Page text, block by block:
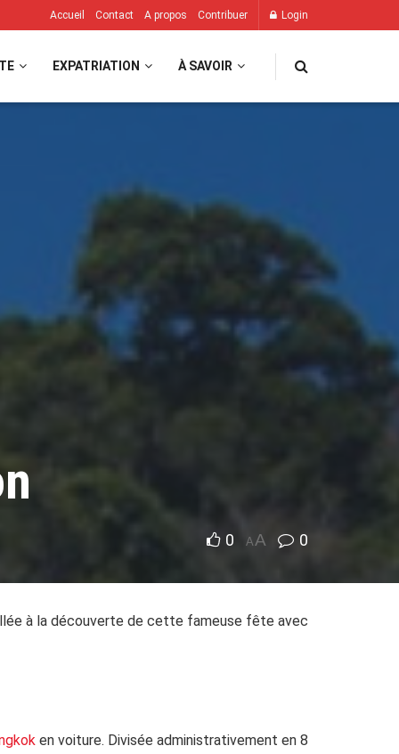
Accueil Contact A propos Contribuer Login
EXPATRIATION À SAVOIR
0 AA 0
à la découverte de cette fameuse fête avec
en voiture. Divisée administrativement en 8